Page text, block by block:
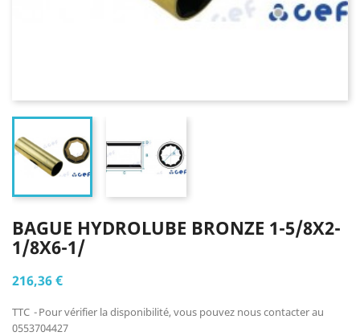
BAGUE HYDROLUBE BRONZE 1-5/8X2-
1/8X6-1/
216,36 €
TTC
Pour vérifier la disponibilité, vous pouvez nous contacter au
0553704427